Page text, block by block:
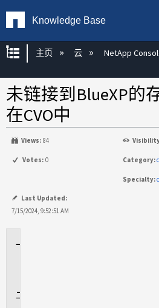
Knowledge Base
扩展/隐缩全局层次
主页 云 NetApp
未链接到BlueXP的
在CVO中
Views: 84
Votes: 0 Category:
Specialty:
Last Updated:
7/15/2024, 9:52:51 AM